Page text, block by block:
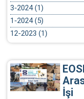
3-2024 (1)
1-2024 (5)
12-2023 (1)
İşi